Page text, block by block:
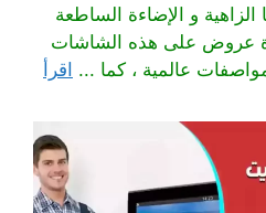
الزاهية و الإضاءة الساطعة
عروض على هذه الشاشات
عالمية ، كما ... اقرأ